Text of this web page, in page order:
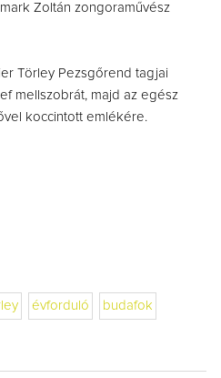
Zoltán zongoraművész
Törley Pezsgőrend tagjai
mellszobrát, majd az egész
koccintott emlékére.
évforduló budafok